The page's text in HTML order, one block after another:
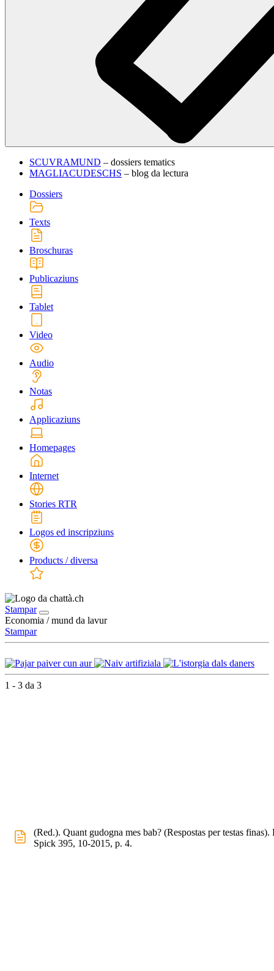
SCUVRAMUND – dossiers tematics
MAGLIACUDESCHS – blog da lectura
Dossiers
Texts
Broschuras
Publicaziuns
Tablet
Video
Audio
Notas
Applicaziuns
Homepages
Internet
Stories RTR
Logos ed inscripziuns
Products / diversa
Stampar
Economia / mund da lavur
Stampar
1 - 3 da 3
(Red.). Quant gudogna mes bab? (Respostas per testas finas).
Spick 395, 10-2015, p. 4.